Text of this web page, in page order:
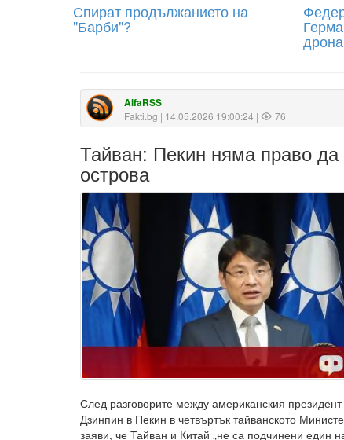
Спират продължанието на
"Барби"?
AlfaRSS
Fakti.bg | 14.05.2026 19:00:24 | 76
Тайван: Пекин няма право да
острова
След разговорите между американския
Дзинпин в Пекин в четвъртък тайванското
заяви, че Тайван и Китай „не са подчинени един